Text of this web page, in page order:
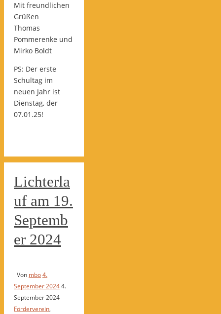
Mit freundlichen
Grüßen
Thomas
Pommerenke und
Mirko Boldt
PS: Der erste
Schultag im
neuen Jahr ist
Dienstag, der
07.01.25!
Lichterla
uf am 19.
Septemb
er 2024
Von mbo4.
September 20244.
September 2024
Förderverein